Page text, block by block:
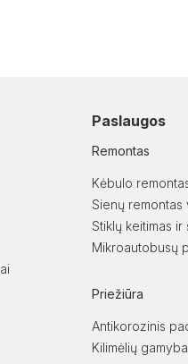
Paslaugos
Remontas
Kėbulo
Sienų remontas
Stiklų keitimas
Mikroautobusų
Priežiūra
Antikorozinis
Kilimėlių gamyba